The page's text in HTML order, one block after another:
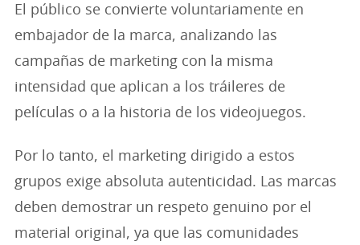
El público se convierte voluntariamente en
embajador de la marca, analizando las
campañas de marketing con la misma
intensidad que aplican a los tráileres de
películas o a la historia de los videojuegos.
Por lo tanto, el marketing dirigido a estos
grupos exige absoluta autenticidad. Las marcas
deben demostrar un respeto genuino por el
material original, ya que las comunidades